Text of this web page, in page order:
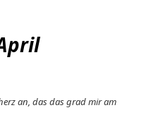
an, das das grad mir am